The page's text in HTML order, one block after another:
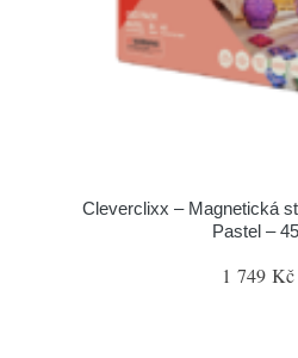
Cleverclixx – Magnetická
Pastel –
1 749 Kč